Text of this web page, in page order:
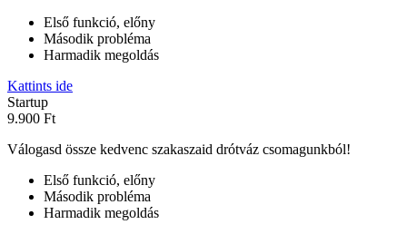
Első funkció, előny
Második probléma
Harmadik megoldás
Kattints ide
Startup
9.900 Ft
Válogasd össze kedvenc szakaszaid drótváz csomagunkból!
Első funkció, előny
Második probléma
Harmadik megoldás